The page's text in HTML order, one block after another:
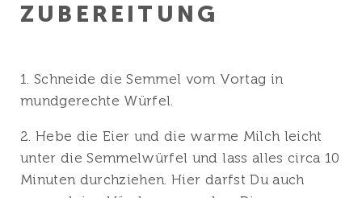
ZUBEREITUNG
1. Schneide die Semmel vom Vortag in
mundgerechte Würfel.
2. Hebe die Eier und die warme Milch leicht
unter die Semmelwürfel und lass alles circa 10
Minuten durchziehen. Hier darfst Du auch